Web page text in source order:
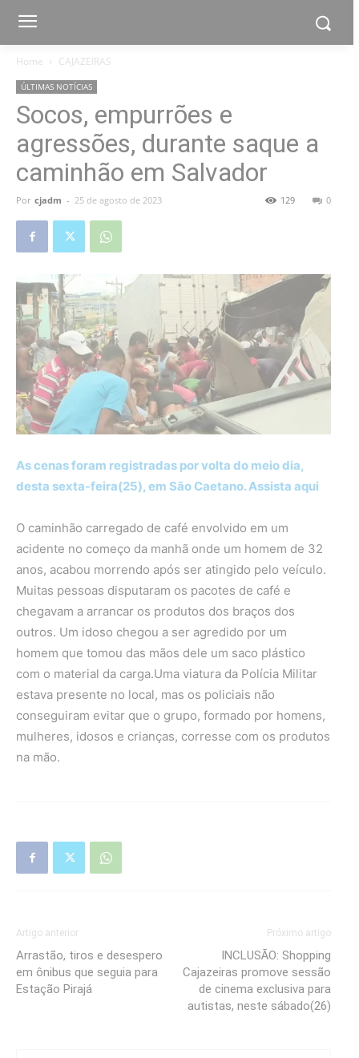
Home CAJAZEIRAS
ÚLTIMAS NOTÍCIAS
Socos, empurrões e
agressões, durante saque a
caminhão em Salvador
Por cjadm - 25 de agosto de 2023 0
129
As cenas foram registradas por volta do meio dia,
desta sexta-feira(25), em São Caetano. Assista aqui
O caminhão carregado de café envolvido em um
acidente no começo da manhã onde um homem de 32
anos, acabou morrendo após ser atingido pelo veículo.
Muitas pessoas disputaram os pacotes de café e
chegavam a arrancar os produtos dos braços dos
outros. Um idoso chegou a ser agredido por um
homem que tomou das mãos dele um saco plástico
com o material da carga.Uma viatura da Polícia Militar
estava presente no local, mas os policiais não
conseguiram evitar que o grupo, formado por homens,
mulheres, idosos e crianças, corresse com os produtos
na mão.
Artigo anterior
Arrastão, tiros e desespero
em ônibus que seguia para
Estação Pirajá
Próximo artigo
INCLUSÃO: Shopping
Cajazeiras promove sessão
de cinema exclusiva para
autistas, neste sábado(26)